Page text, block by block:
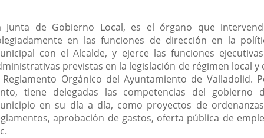
Junta de Gobierno Local, es el órgano que
en las funciones de dirección en la
con el Alcalde, y ejerce las funciones
previstas en la legislación de régimen local y
Orgánico del Ayuntamiento de Valladolid.
tiene delegadas las competencias del gobierno
en su día a día, como proyectos de
aprobación de gastos, oferta pública de